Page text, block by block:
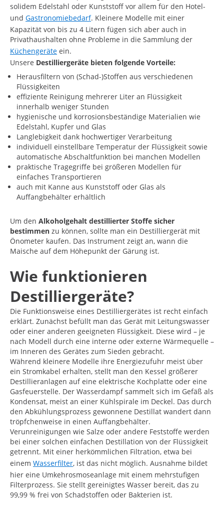
solidem Edelstahl oder Kunststoff vor allem für den Hotel-
und Gastronomiebedarf. Kleinere Modelle mit einer
Kapazität von bis zu 4 Litern fügen sich aber auch in
Privathaushalten ohne Probleme in die Sammlung der
Küchengeräte ein.
Unsere Destilliergeräte bieten folgende Vorteile:
Herausfiltern von (Schad-)Stoffen aus verschiedenen
Flüssigkeiten
effiziente Reinigung mehrerer Liter an Flüssigkeit
innerhalb weniger Stunden
hygienische und korrosionsbeständige Materialien wie
Edelstahl, Kupfer und Glas
Langlebigkeit dank hochwertiger Verarbeitung
individuell einstellbare Temperatur der Flüssigkeit sowie
automatische Abschaltfunktion bei manchen Modellen
praktische Tragegriffe bei größeren Modellen für
einfaches Transportieren
auch mit Kanne aus Kunststoff oder Glas als
Auffangbehälter erhältlich
Um den Alkoholgehalt destillierter Stoffe sicher
bestimmen zu können, sollte man ein Destilliergerät mit
Önometer kaufen. Das Instrument zeigt an, wann die
Maische auf dem Höhepunkt der Gärung ist.
Wie funktionieren
Destilliergeräte?
Die Funktionsweise eines Destilliergerätes ist recht einfach
erklärt. Zunächst befüllt man das Gerät mit Leitungswasser
oder einer anderen geeigneten Flüssigkeit. Diese wird – je
nach Modell durch eine interne oder externe Wärmequelle –
im Inneren des Gerätes zum Sieden gebracht.
Während kleinere Modelle ihre Energiezufuhr meist über
ein Stromkabel erhalten, stellt man den Kessel größerer
Destillieranlagen auf eine elektrische Kochplatte oder eine
Gasfeuerstelle. Der Wasserdampf sammelt sich im Gefäß als
Kondensat, meist an einer Kühlspirale im Deckel. Das durch
den Abkühlungsprozess gewonnene Destillat wandert dann
tröpfchenweise in einen Auffangbehälter.
Verunreinigungen wie Salze oder andere Feststoffe werden
bei einer solchen einfachen Destillation von der Flüssigkeit
getrennt. Mit einer herkömmlichen Filtration, etwa bei
einem Wasserfilter, ist das nicht möglich. Ausnahme bildet
hier eine Umkehrosmoseanlage mit einem mehrstufigen
Filterprozess. Sie stellt gereinigtes Wasser bereit, das zu
99,99 % frei von Schadstoffen oder Bakterien ist.